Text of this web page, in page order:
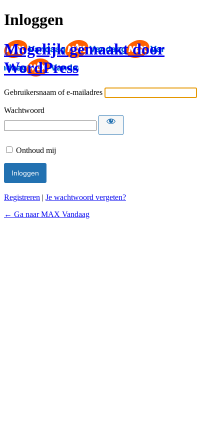
Inloggen
Mogelijk gemaakt door
WordPress
Gebruikersnaam of e-mailadres
Wachtwoord
Onthoud mij
Registreren | Je wachtwoord vergeten?
← Ga naar MAX Vandaag